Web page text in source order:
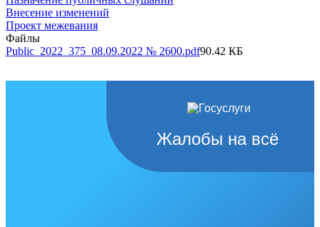
Внесение изменений
Проект межевания
Файлы
Public_2022_375_08.09.2022 № 2600.pdf90.42 КБ
Жалобы на всё